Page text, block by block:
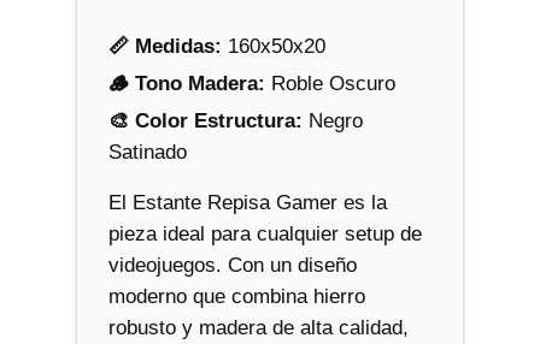
d
d
📏 Medidas: 160x50x20
🪵 Tono Madera: Roble Oscuro
🎨 Color Estructura: Negro
Satinado
El Estante Repisa Gamer es la
pieza ideal para cualquier setup de
videojuegos. Con un diseño
moderno que combina hierro
robusto y madera de alta calidad,